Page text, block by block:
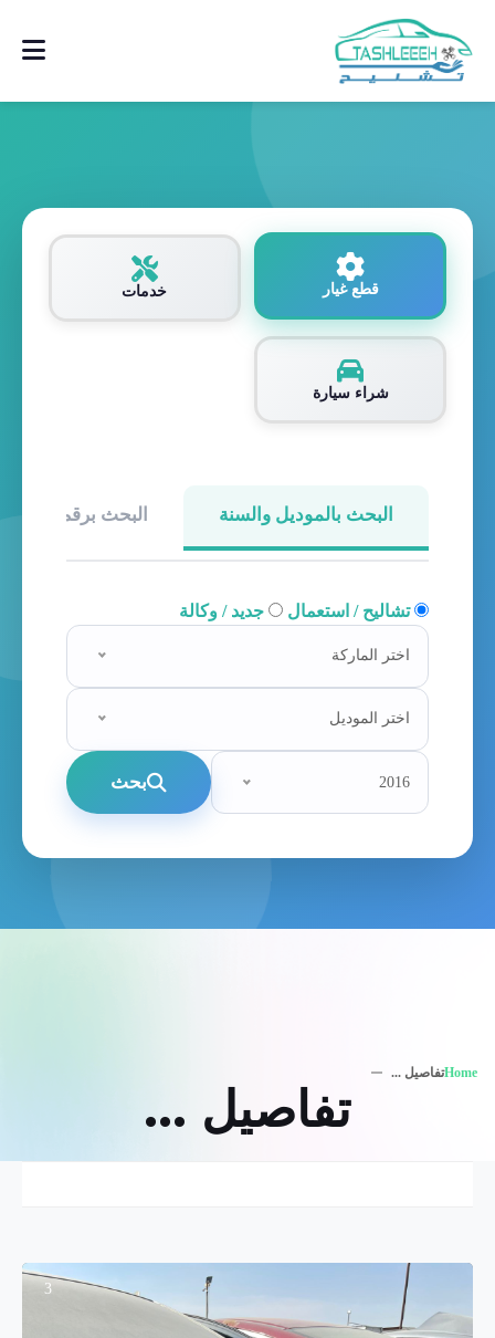
قطع غيار خدمات
شراء سيارة
البحث بالموديل والسنة البحث برقم الهيكل
تشاليح / استعمال جديد / وكالة
اختر الماركة
اختر الموديل
2016 بحث
Homeتفاصيل ...
تفاصيل ...
3